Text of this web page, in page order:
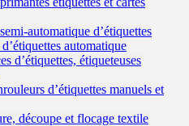
automatique d’étiquettes
automatique
d’étiquettes, étiqueteuses
d’étiquettes manuels et
découpe et flocage textile